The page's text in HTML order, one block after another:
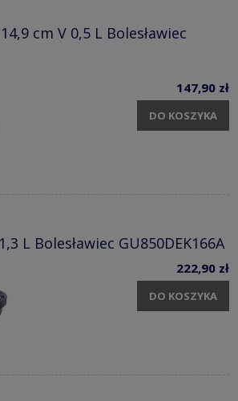
cm V 0,5 L Bolesławiec
147,90 zł
DO KOSZYKA
L Bolesławiec GU850DEK166A
222,90 zł
DO KOSZYKA